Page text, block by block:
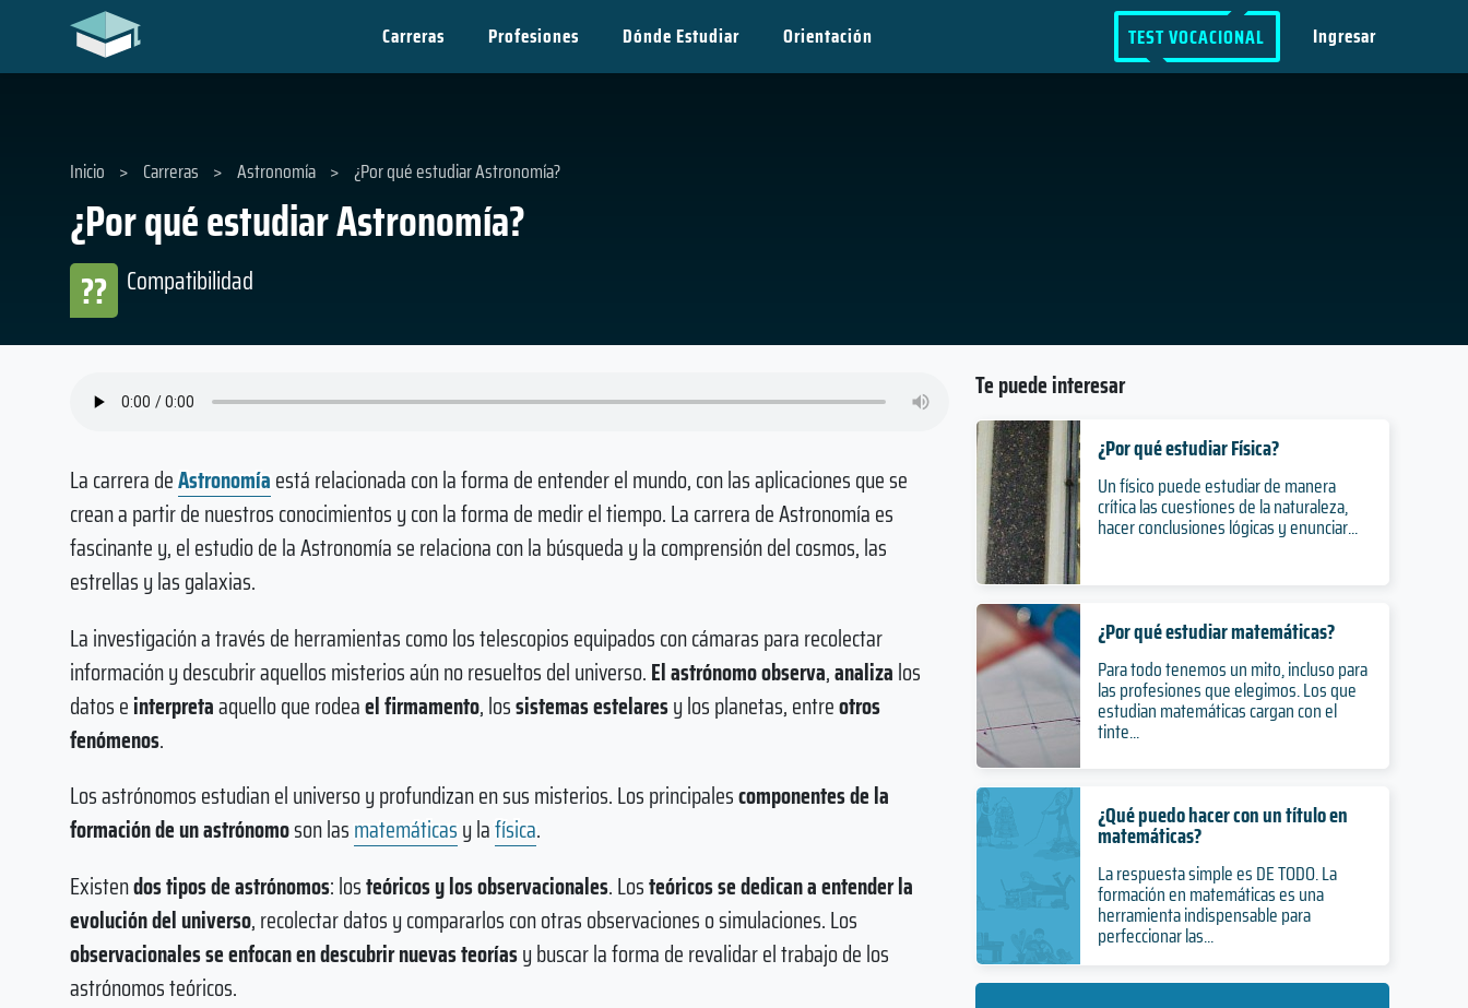
Carreras Profesiones Dónde Estudiar Orientación TEST VOCACIONAL Ingresar
¿Por qué estudiar Astronomía?
Compatibilidad
??
Inicio > Carreras > Astronomía > ¿Por qué estudiar Astronomía?
La carrera deAstronomíaestá relacionada con la forma de entender el mundo, con las aplicaciones que se
crean a partir de nuestros conocimientos y con la forma de medir el tiempo. La carrera de Astronomía es
fascinante y, el estudio de la Astronomía se relaciona con la búsqueda y la comprensión del cosmos, las
estrellas y las galaxias.
La investigación a través de herramientas como los telescopios equipados con cámaras para recolectar
información y descubrir aquellos misterios aún no resueltos del universo.El astrónomo observa,analizalos
datos einterpretaaquello que rodeael firmamento, lossistemas estelaresy los planetas, entreotros
fenómenos.
Los astrónomos estudian el universo y profundizan en sus misterios. Los principalescomponentes de la
formación de un astrónomoson lasmatemáticasy lafísica.
Existendos tipos de astrónomos: losteóricos y los observacionales. Losteóricos se dedican a entender la
evolución del universo, recolectar datos y compararlos con otras observaciones o simulaciones. Los
observacionales se enfocan en descubrir nuevas teoríasy buscar la forma de revalidar el trabajo de los
astrónomos teóricos.
Te puede interesar
¿Por qué estudiar Física?
Un físico puede estudiar de manera
crítica las cuestiones de la naturaleza,
hacer conclusiones lógicas y enunciar...
¿Por qué estudiar matemáticas?
Para todo tenemos un mito, incluso para
las profesiones que elegimos. Los que
estudian matemáticas cargan con el
tinte...
¿Qué puedo hacer con un título en
matemáticas?
La respuesta simple es DE TODO. La
formación en matemáticas es una
herramienta indispensable para
perfeccionar las...